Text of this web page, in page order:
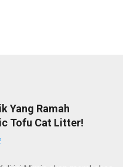
Yang Ramah
Tofu Cat Litter!